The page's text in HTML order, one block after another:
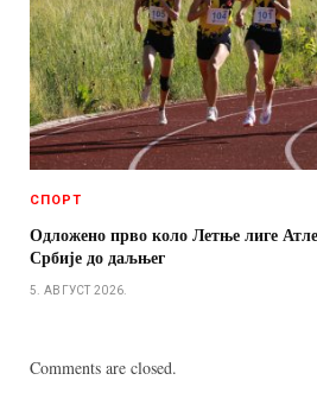
СПОРТ
Одложено прво коло Летње лиге
Србије до даљњег
5. АВГУСТ 2026.
Comments are closed.